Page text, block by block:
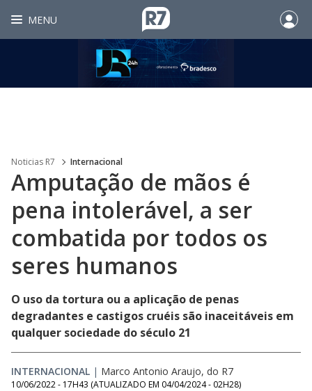
MENU
Noticias R7 Internacional
Amputação de mãos é
pena intolerável, a ser
combatida por todos os
seres humanos
O uso da tortura ou a aplicação de penas
degradantes e castigos cruéis são inaceitáveis em
qualquer sociedade do século 21
INTERNACIONAL | Marco Antonio Araujo, do R7
10/06/2022 - 17H43 (ATUALIZADO EM 04/04/2024 - 02H28)